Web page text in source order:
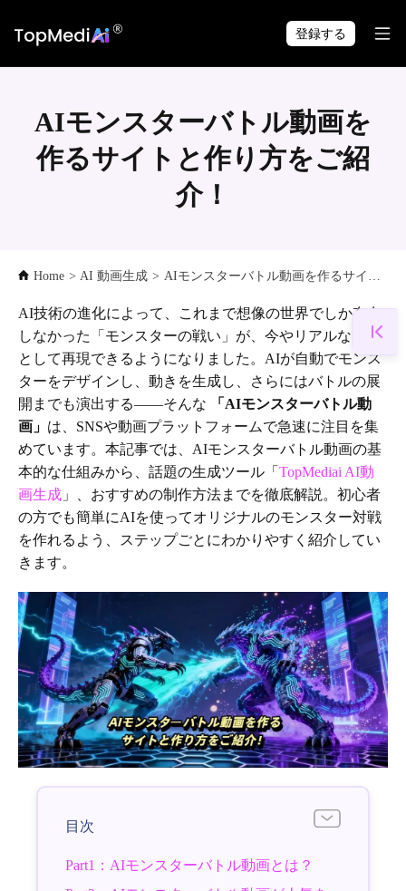
いつでも・どこでも制作できます。
登録する
AIモンスターバトル動画を
作るサイトと作り方をご紹
介！
Home > AI 動画生成 > AIモンスターバトル動画を作るサイトと作り方をご紹介！
AI技術の進化によって、これまで想像の世界でしか存在
しなかった「モンスターの戦い」が、今やリアルな映像
として再現できるようになりました。AIが自動でモンス
ターをデザインし、動きを生成し、さらにはバトルの展
開までも演出する――そんな
「AIモンスターバトル動
画」 は、SNSや動画プラットフォームで急速に注目を集
めています。本記事では、AIモンスターバトル動画の基
本的な仕組みから、話題の生成ツール「 TopMediai AI動
画生成 」、おすすめの制作方法までを徹底解説。初心者
の方でも簡単にAIを使ってオリジナルのモンスター対戦
を作れるよう、ステップごとにわかりやすく紹介してい
きます。
目次
Part1：AIモンスターバトル動画とは？